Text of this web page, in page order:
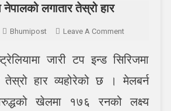
नेपालको लगातार तेस्रो हार
Bhumipost Leave A CommentOn
इन्ड
नेपालको
लगातार
जारी टप इन्ड सिरिजमा
तेस्रो हार व्यहोरेको छ । मेलबर्न
खेलमा १७६ रनको लक्ष्य